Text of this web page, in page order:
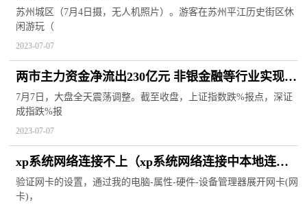
苏州城区（7月4日摄，无人机照片）。游客在苏州平江历史街区休
闲游玩（
2023-07-07
两市主力资金净流出230亿元 非银金融等行业实现净
流入
7月7日，大盘全天震荡调整。截至收盘，上证指数跌%报点，深证
成指跌%报
2023-07-07
xp系统网络连接不上（xp系统网络连接中本地连接
选项消失该如何解决）
验证网卡的设置，通过我的电脑-属性-硬件-设备管理器展开网卡(网
卡)，